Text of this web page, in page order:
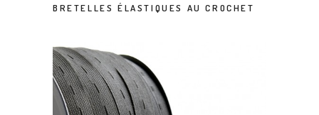
BRETELLES ÉLASTIQUES AU CROCHET